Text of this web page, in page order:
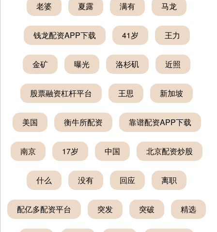
老婆 夏露 满有 马龙
钱龙配资APP下载 41岁 王力
金矿 曝光 洛杉矶 近照
股票融资杠杆平台 王思 新加坡
美国 衡牛所配资 靠谱配资APP下载
南京 17岁 中国 北京配资炒股
什么 没有 回应 离职
配亿多配资平台 突发 突破 精选